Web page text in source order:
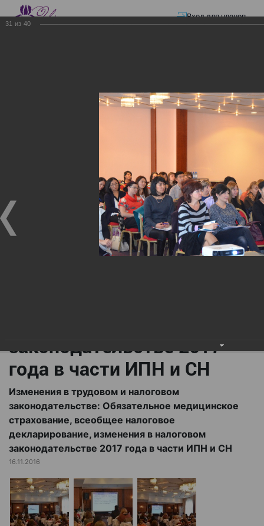
Вход для членов
Презентации—Изменения в трудовом и налоговом
законодательстве: Обязательное медицинское страхование, всеобщее
Изменения в трудовом и
налоговом
законодательстве:
Обязательное
медицинское страхование,
законодательстве 2017
года в части ИПН и СН
Изменения в трудовом и налоговом
законодательстве: Обязательное медицинское
страхование, всеобщее налоговое
декларирование, изменения в налоговом
законодательстве 2017 года в части ИПН и СН
16.11.2016
31 из 40